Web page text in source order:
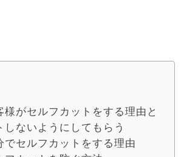
様がセルフカットをする理由と
しないようにしてもらう
でセルフカットをする理由